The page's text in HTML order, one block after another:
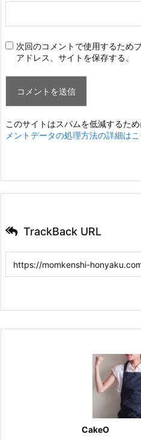
次回のコメントで使用するため
アドレス、サイトを保存する。
このサイトはスパムを低減するた
メントデータの処理方法の詳細は
TrackBack URL
CakeO